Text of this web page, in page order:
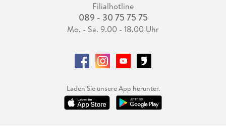
Filialhotline
089 - 30 75 75 75
Mo. - Sa. 9.00 - 18.00 Uhr
Laden Sie unsere App herunter.